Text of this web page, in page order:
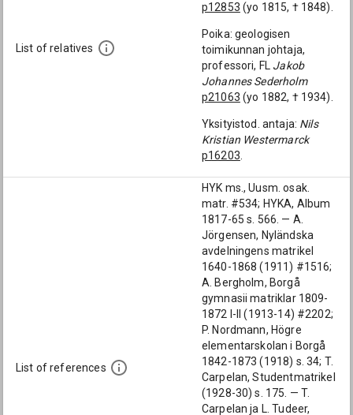
List of relatives
p12853 (yo 1815, † 1848).
Poika: geologisen
toimikunnan johtaja,
professori, FL Jakob
Johannes Sederholm
p21063 (yo 1882, † 1934).
Yksityistod. antaja: Nils
Kristian Westermarck
p16203
List of references
HYK ms., Uusm. osak.
matr. #534; HYKA, Album
1817-65 s. 566. — A.
Jörgensen, Nyländska
avdelningens matrikel
1640-1868 (1911) #1516;
A. Bergholm, Borgå
gymnasii matriklar 1809-
1872 I-II (1913-14) #2202;
P. Nordmann, Högre
elementarskolan i Borgå
1842-1873 (1918) s. 34; T.
Carpelan, Studentmatrikel
(1928-30) s. 175. — T.
Carpelan ja L. Tudeer,